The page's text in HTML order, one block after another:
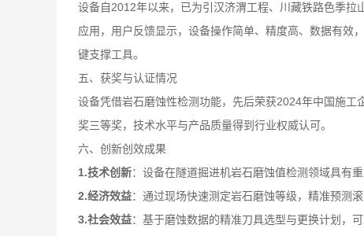
设备自2012年以来，已为引汉济渭工程、川藏铁路色季
应用，用户反馈显示，设备操作简单、精度高、数据有效
键支撑工具。
五、获奖与认证情况
设备凭借岩石磨蚀性检测功能，先后荣获2024年中国施
奖三等奖，技术水平与产品质量得到行业权威认可。
六、创新创效成果
1.技术创新：设备在隧道掘进机岩石磨蚀值检测领域具有
2.经济效益：通过现场快速测定岩石磨蚀等级，精准预测
3.社会效益：基于磨蚀数据的精准刀具选型与更换计划，